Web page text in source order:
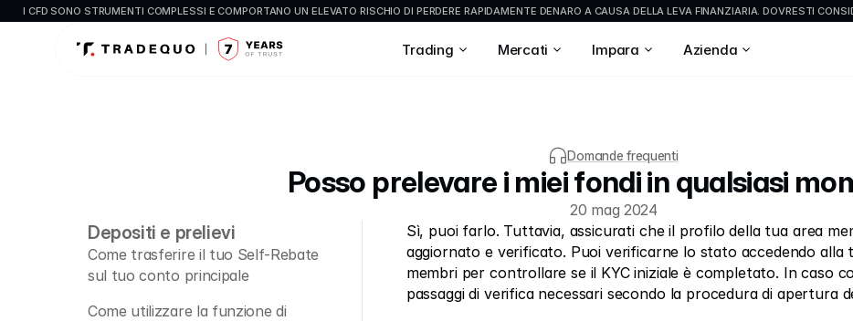
I CFD SONO STRUMENTI COMPLESSI E COMPORTANO UN ELEVATO RISCHIO DI PERDERE RAPIDAMENTE DENARO A CAUSA DELLA LEVA FINANZIARIA. DOVRESTI
Trading Mercati Impara Azienda
Domande frequenti
Posso prelevare i miei fondi in qualsiasi
20 mag 2024
Depositi e prelievi
Come trasferire il tuo Self-Rebate
sul tuo conto principale
Come utilizzare la funzione di
Sì, puoi farlo. Tuttavia, assicurati che il profilo della tua area
aggiornato e verificato. Puoi verificarne lo stato accedendo alla
membri per controllare se il KYC iniziale è completato. In caso
passaggi di verifica necessari secondo la procedura di apertura